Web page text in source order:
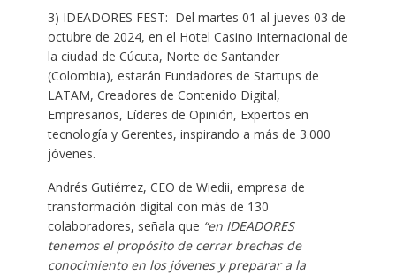
3) IDEADORES FEST: Del martes 01 al jueves 03 de
octubre de 2024, en el Hotel Casino Internacional de
la ciudad de Cúcuta, Norte de Santander
(Colombia), estarán Fundadores de Startups de
LATAM, Creadores de Contenido Digital,
Empresarios, Líderes de Opinión, Expertos en
tecnología y Gerentes, inspirando a más de 3.000
jóvenes.
Andrés Gutiérrez, CEO de Wiedii, empresa de
transformación digital con más de 130
colaboradores, señala que “en IDEADORES
tenemos el propósito de cerrar brechas de
conocimiento en los jóvenes y preparar a la